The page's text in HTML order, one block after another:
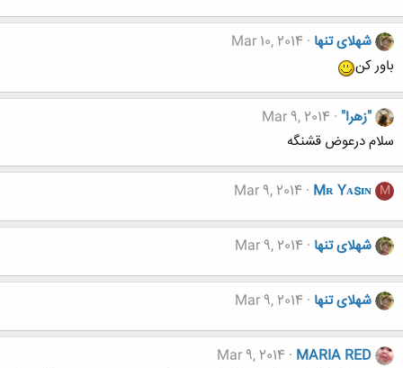
شهلای تنها Mar 10, 2014
باور کن
"زهرا" Mar 9, 2014
سلام درعوض قشنگه
M
Mʀ Yᴀsɪɴ
Mar 9, 2014
شهلای تنها Mar 9, 2014
شهلای تنها Mar 9, 2014
MARIA RED
Mar 9, 2014